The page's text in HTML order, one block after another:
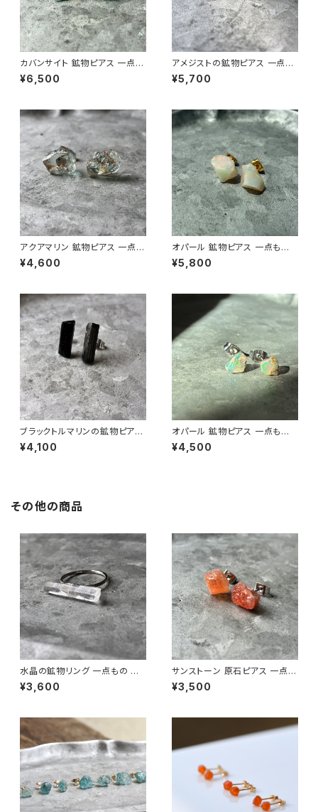
カバンサイト 鉱物ピアス 一点も
の 原石 天然石 金属アレルギー
対応 ハンドメイド アクセサリー
¥6,500
アメジストの鉱物ピアス 一点も
の 原石 天然石 金属アレルギー
対応 ハンドメイド アクセサリー
¥5,700
アクアマリン 鉱物ピアス 一点も
の 原石 天然石 金属アレルギー
対応 ハンドメイド アクセサリー
¥4,600
オパール 鉱物ピアス 一点もの
原石 天然石 金属アレルギー対
応 ハンドメイド アクセサリー パ
¥5,800
ブラックトルマリンの鉱物ピアス
一点もの 原石 天然石 金属アレ
ルギー対応 ハンドメイド アクセ
¥4,100
オパール 鉱物ピアス 一点もの
原石 天然石 金属アレルギー対
応 ハンドメイド アクセサリー パ
¥4,500
その他の商品
水晶の鉱物リング 一点もの 原
石 指輪 フリーサイズ 天然石 ハ
ンドメイド アクセサリー パワー
¥3,600
サンストーン 原石ピアス 一点も
の 鉱物 天然石 金属アレルギー
対応 ハンドメイド アクセサリー
¥3,500